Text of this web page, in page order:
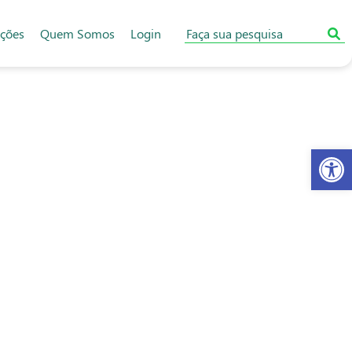
Quem Somos Login